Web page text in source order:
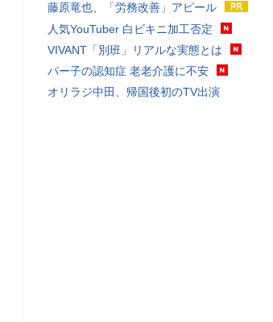
藤原竜也、「労務改善」アピール
人気YouTuber 白ビキニ加工否定
VIVANT「別班」リアルな実態とは
パー子の認知症 老老介護に不安
オリラジ中田、帰国後初のTV出演